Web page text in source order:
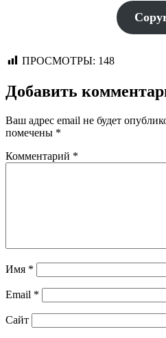
ПРОСМОТРЫ: 148
Добавить
Ваш адрес email не будет
помечены *
Комментарий *
Имя *
Email *
Сайт